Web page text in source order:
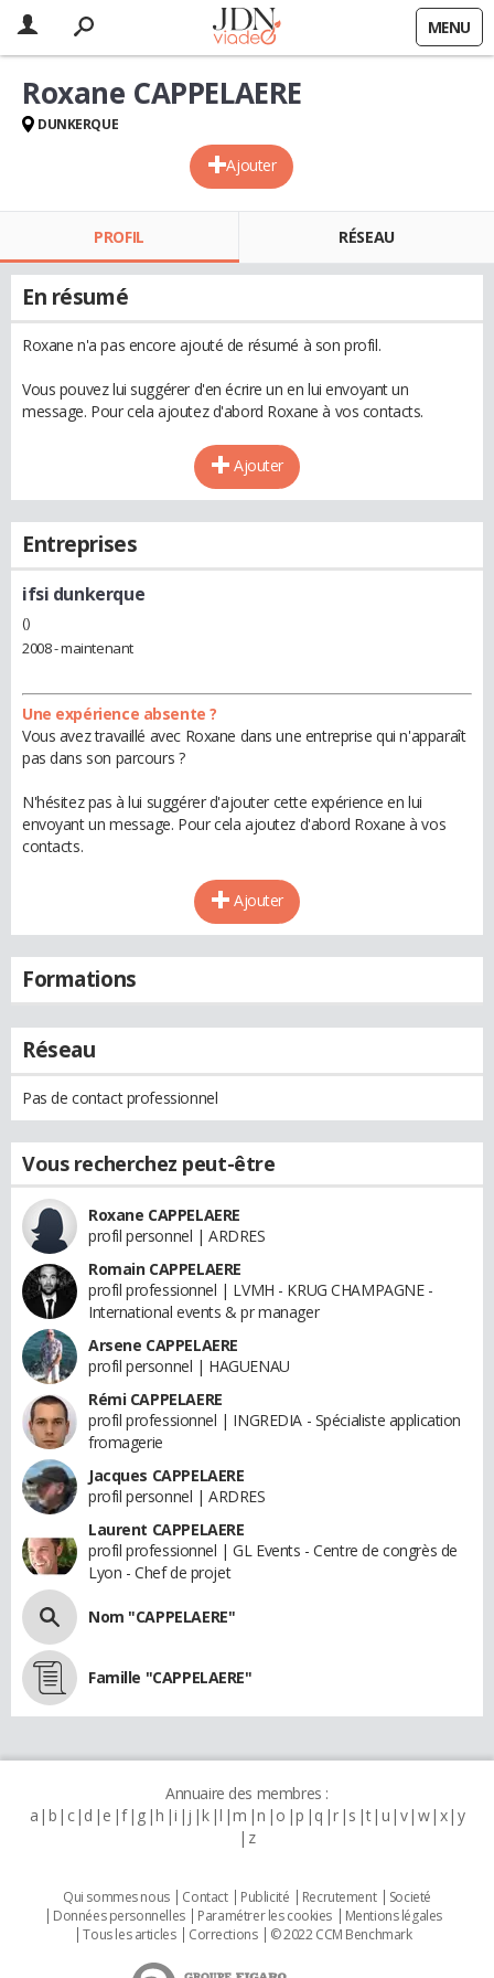
MENU
Ajouter
Roxane CAPPELAERE
DUNKERQUE
PROFIL RÉSEAU
En résumé
Roxane n'a pas encore ajouté de résumé à son profil.
Vous pouvez lui suggérer d'en écrire un en lui envoyant un
message. Pour cela ajoutez d'abord Roxane à vos contacts.
Ajouter
Entreprises
ifsi dunkerque
()
2008 - maintenant
Une expérience absente ?
Vous avez travaillé avec Roxane dans une entreprise qui n'apparaît
pas dans son parcours ?
N'hésitez pas à lui suggérer d'ajouter cette expérience en lui
envoyant un message. Pour cela ajoutez d'abord Roxane à vos
contacts.
Ajouter
Formations
Réseau
Pas de contact professionnel
Vous recherchez peut-être
Roxane CAPPELAERE
profil personnel | ARDRES
Romain CAPPELAERE
profil professionnel | LVMH - KRUG CHAMPAGNE -
International events & pr manager
Arsene CAPPELAERE
profil personnel | HAGUENAU
Rémi CAPPELAERE
profil professionnel | INGREDIA - Spécialiste application
fromagerie
Jacques CAPPELAERE
profil personnel | ARDRES
Laurent CAPPELAERE
profil professionnel | GL Events - Centre de congrès de
Lyon - Chef de projet
Nom "CAPPELAERE"
Famille "CAPPELAERE"
Annuaire des membres :
a b c d e f g h i j k l m n o p q r s t u v w x y
z
Qui sommes nous Contact Publicité Recrutement
Societé
Données personnelles
Paramétrer les cookies
Mentions légales
Tous les articles
Corrections © 2022 CCM Benchmark